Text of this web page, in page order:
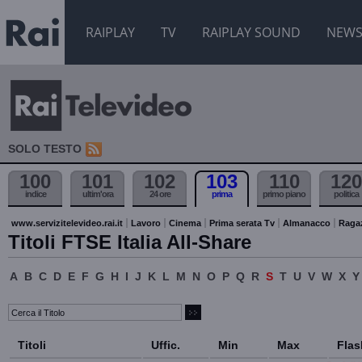
RAIPLAY TV RAIPLAY SOUND NEWS
SOLO TESTO
100
indice
101
ultim'ora
102
24 ore
103
prima
110
primo piano
120
politica
www.servizitelevideo.rai.it Lavoro Cinema Prima serata Tv Almanacco
Titoli FTSE Italia All-Share
A B C D E F G H I J K L M N O P Q R S T U V W X Y
Titoli Uffic. Min Max